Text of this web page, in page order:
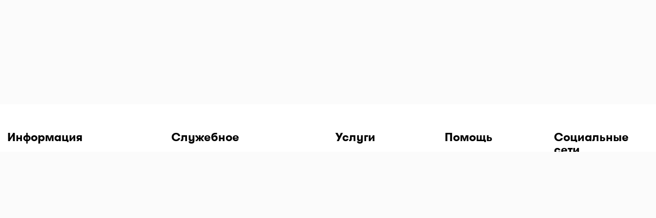
Информация Служебное Услуги Помощь Социальные
сети